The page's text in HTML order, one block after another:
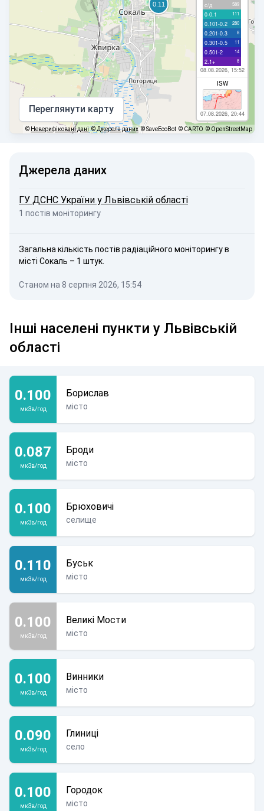
с/д 589
0-0.1 111
0.101-0.2 280
0.201-0.3 8
0.301-0.5 11
0.501-2 14
2.1+ 8
08.08.2026, 15:52
ISW
07.08.2026, 20:44
Переглянути карту
© Неверифіковані дані © Джерела даних © SaveEcoBot © CARTO © OpenStreetMap
Джерела даних
ГУ ДСНС України у Львівській області
1 постів моніторингу
Загальна кількість постів радіаційного моніторингу в
місті Сокаль – 1 штук.
Станом на 8 серпня 2026, 15:54
Інші населені пункти у Львівській
області
0.100
мкЗв/год
Борислав
місто
0.087
мкЗв/год
Броди
місто
0.100
мкЗв/год
Брюховичі
селище
0.110
мкЗв/год
Буськ
місто
0.100
мкЗв/год
Великі Мости
місто
0.100
мкЗв/год
Винники
місто
0.090
мкЗв/год
Глиниці
село
0.100
мкЗв/год
Городок
місто